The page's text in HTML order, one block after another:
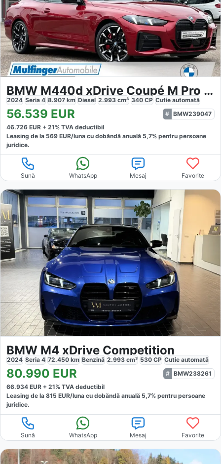
BMW M440d xDrive Coupé M Pro HUD ACC Glasdach 19"
2024 Seria 4 8.907 km Diesel 2.993 cm³ 340 CP Cutie automată
56.539 EUR
BMW239047
46.726 EUR + 21% TVA deductibil
Leasing de la 569 EUR/luna cu dobăndă anuală 5,7% pentru persoane
juridice.
Sună WhatsApp Mesaj Favorite
BMW M4 xDrive Competition
2024 Seria 4 72.450 km Benzină 2.993 cm³ 530 CP Cutie automată
80.990 EUR
BMW238261
66.934 EUR + 21% TVA deductibil
Leasing de la 815 EUR/luna cu dobăndă anuală 5,7% pentru persoane
juridice.
Sună WhatsApp Mesaj Favorite